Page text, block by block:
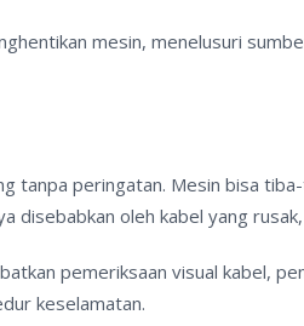
mesin, menelusuri
tanpa peringatan. Mesin bisa
disebabkan oleh kabel yang
pemeriksaan visual kabel,
keselamatan.